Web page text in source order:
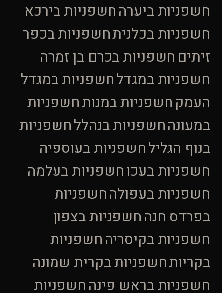
חשפניות ביערהחשפניות בירכא
חשפניות בכלניתחשפניות בכפר
זיתים חשפניות בכרם בן זמרה
חשפניות במגדלחשפניות במגדל
העמקחשפניות במנותחשפניות
במעונהחשפניות בנהללחשפניות
בנוף הגלילחשפניות בעוספיה
חשפניות בעכוחשפניות בעלמה
חשפניות בעפולהחשפניות
בפרדס חנהחשפניות בצפון
חשפניות בקיסריהחשפניות
בקריותחשפניות בקרית שמונה
חשפניות בראש פינהחשפניות